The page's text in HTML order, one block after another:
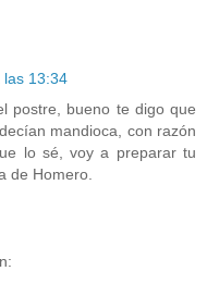
las 13:34
postre, bueno te digo que
mandioca, con razón
lo sé, voy a preparar tu
de Homero.